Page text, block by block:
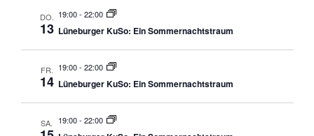
DO.
13
19:00- 22:00
Lüneburger KuSo: Ein Sommernachtstraum
FR.
14
19:00- 22:00
Lüneburger KuSo: Ein Sommernachtstraum
SA. 19:00- 22:00